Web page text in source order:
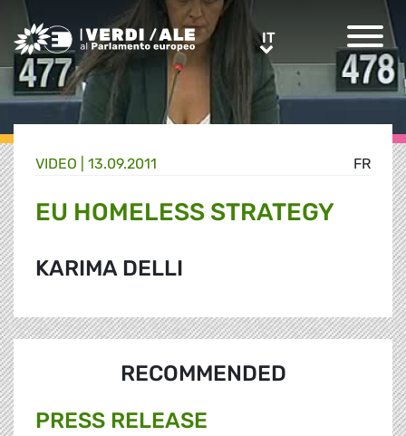
Greens/EFA Home ITIT
FR
VIDEO | 13.09.2011
EU HOMELESS STRATEGY
KARIMA DELLI
RECOMMENDED
PRESS RELEASE